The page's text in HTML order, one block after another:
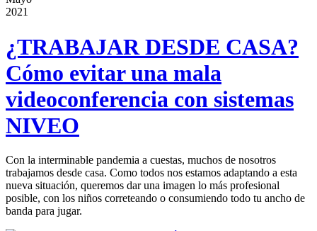
2021
¿TRABAJAR DESDE CASA?
Cómo evitar una mala
videoconferencia con sistemas
NIVEO
Con la interminable pandemia a cuestas, muchos de nosotros
trabajamos desde casa. Como todos nos estamos adaptando a esta
nueva situación, queremos dar una imagen lo más profesional
posible, con los niños correteando o consumiendo todo tu ancho de
banda para jugar.